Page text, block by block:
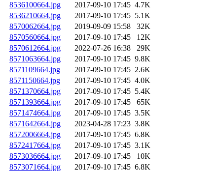
8536100664.jpg
2017-09-10 17:45 4.7K
8536210664.jpg
2017-09-10 17:45 5.1K
8570062664.jpg
2019-09-09 15:58
32K
8570560664.jpg
2017-09-10 17:45
12K
8570612664.jpg
2022-07-26 16:38
29K
8571063664.jpg
2017-09-10 17:45 9.8K
8571109664.jpg
2017-09-10 17:45 2.6K
8571150664.jpg
2017-09-10 17:45 4.0K
8571370664.jpg
2017-09-10 17:45 5.4K
8571393664.jpg
2017-09-10 17:45
65K
8571474664.jpg
2017-09-10 17:45 3.5K
8571642664.jpg
2023-04-28 17:23 3.8K
8572006664.jpg
2017-09-10 17:45 6.8K
8572417664.jpg
2017-09-10 17:45 3.1K
8573036664.jpg
2017-09-10 17:45
10K
8573071664.jpg
2017-09-10 17:45 6.8K